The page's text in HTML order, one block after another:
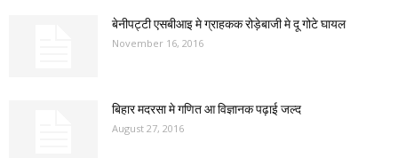
बेनीपट्टी एसबीआइ मे ग्राहकक रोड़ेबाजी मे दू गोटे घायल
November 16, 2016
बिहार मदरसा मे गणित आ विज्ञानक पढ़ाई जल्द
August 27, 2016